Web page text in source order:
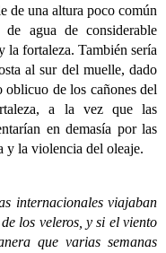
de una altura poco común
agua de considerable
la fortaleza. También sería
al sur del muelle, dado
oblicuo de los cañones del
a la vez que las
en demasía por las
y la violencia del oleaje.
viajaban
los veleros, y si el viento
que varias semanas